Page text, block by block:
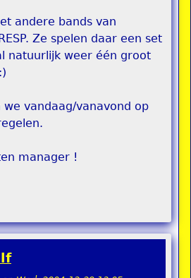
andere bands van
Ze spelen daar een set
natuurlijk weer één groot
we vandaag/vanavond op
manager !